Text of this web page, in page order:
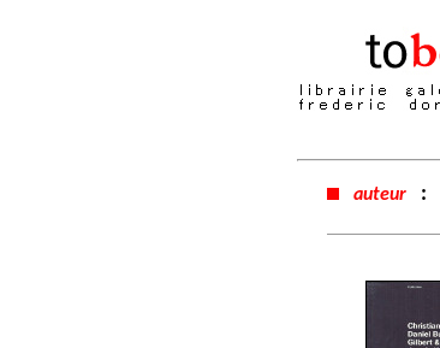
auteur :